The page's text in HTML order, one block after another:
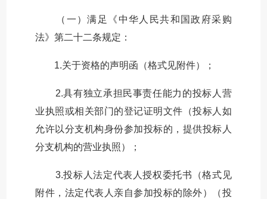
（一）满足《中华人民共和国政府采购
法》第二十二条规定：
1.关于资格的声明函（格式见附件）；
2.具有独立承担民事责任能力的投标人营
业执照或相关部门的登记证明文件（投标人如
允许以分支机构身份参加投标的，提供投标人
分支机构的营业执照）；
3.投标人法定代表人授权委托书（格式见
附件，法定代表人亲自参加投标的除外）（投